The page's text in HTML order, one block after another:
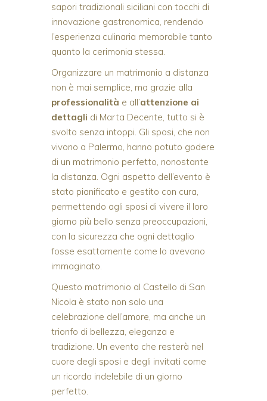
sapori tradizionali siciliani con tocchi di
innovazione gastronomica, rendendo
l’esperienza culinaria memorabile tanto
quanto la cerimonia stessa.
Organizzare un matrimonio a distanza
non è mai semplice, ma grazie alla
professionalità e all’attenzione ai
dettagli di Marta Decente, tutto si è
svolto senza intoppi. Gli sposi, che non
vivono a Palermo, hanno potuto godere
di un matrimonio perfetto, nonostante
la distanza. Ogni aspetto dell’evento è
stato pianificato e gestito con cura,
permettendo agli sposi di vivere il loro
giorno più bello senza preoccupazioni,
con la sicurezza che ogni dettaglio
fosse esattamente come lo avevano
immaginato.
Questo matrimonio al Castello di San
Nicola è stato non solo una
celebrazione dell’amore, ma anche un
trionfo di bellezza, eleganza e
tradizione. Un evento che resterà nel
cuore degli sposi e degli invitati come
un ricordo indelebile di un giorno
perfetto.